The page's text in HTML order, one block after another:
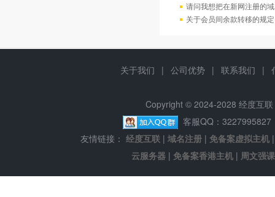
请问我想把在新网注册的
关于会员间余款转移的规定
关于我们 | 公司优势 | 联系我们 |
Copyright © 2024-2028 经度互
客服QQ：
友情链接： 经度互联 | 域名注册 | 免备案虚拟主机
云服务器 | 免备案香港主机 | 周文强